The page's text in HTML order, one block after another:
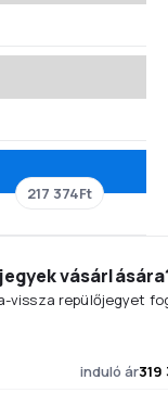
217 374Ft
vissza repülőjegyet
induló ár319